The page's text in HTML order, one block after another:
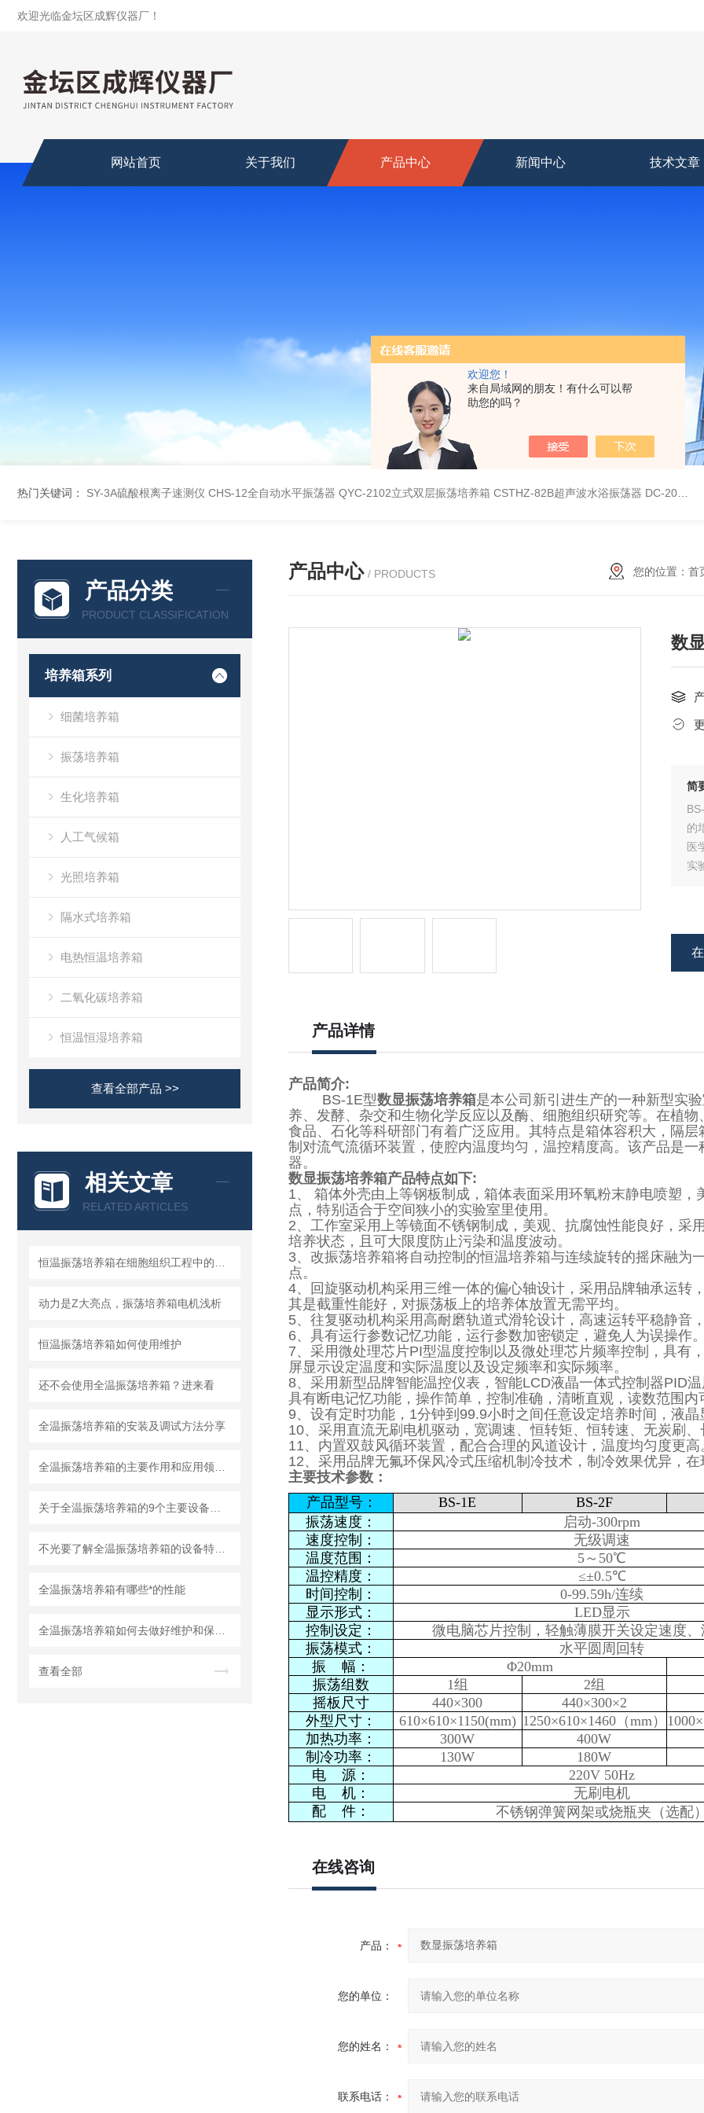
欢迎您！
来自局域网的朋友！有什么可以帮
助您的吗？
欢迎光临金坛区成辉仪器厂！
网站首页 关于我们 产品中心 新闻中心 技术文章
热门关键词： SY-3A硫酸根离子速测仪 CHS-12全自动水平振荡器 QYC-2102立式双层振荡培养箱 CSTHZ-82B超声波水浴振荡器 DC-20L低温恒温水浴
产品分类
PRODUCT CLASSIFICATION
培养箱系列
细菌培养箱
振荡培养箱
生化培养箱
人工气候箱
光照培养箱
隔水式培养箱
电热恒温培养箱
二氧化碳培养箱
恒温恒湿培养箱
查看全部产品 >>
相关文章
RELATED ARTICLES
动力是Z大亮点，振荡培养箱电机浅析
恒温振荡培养箱如何使用维护
还不会使用全温振荡培养箱？进来看
全温振荡培养箱的安装及调试方法分享
全温振荡培养箱有哪些*的性能
查看全部
产品中心 / PRODUCTS 您的位置： 首
数
简
的
医
实
产品详情
产品简介:
BS-1E型数显振荡培养箱是本公司新引进生产的一种新型实
养、发酵、杂交和生物化学反应以及酶、细胞组织研究等。在植
食品、石化等科研部门有着广泛应用。其特点是箱体容积大，隔
制对流气流循环装置，使腔内温度均匀，温控精度高。该产品是
器。
数显振荡培养箱产品特点如下:
1、 箱体外壳由上等钢板制成，箱体表面采用环氧粉末静电喷塑
点，特别适合于空间狭小的实验室里使用。
2、工作室采用上等镜面不锈钢制成，美观、抗腐蚀性能良好，采
培养状态，且可大限度防止污染和温度波动。
3、改振荡培养箱将自动控制的恒温培养箱与连续旋转的摇床融为
点。
4、回旋驱动机构采用三维一体的偏心轴设计，采用品牌轴承运转
其是截重性能好，对振荡板上的培养体放置无需平均。
5、往复驱动机构采用高耐磨轨道式滑轮设计，高速运转平稳静音
6、具有运行参数记忆功能，运行参数加密锁定，避免人为误操作
7、采用微处理芯片PI型温度控制以及微处理芯片频率控制，具有
屏显示设定温度和实际温度以及设定频率和实际频率。
8、采用新型品牌智能温控仪表，智能LCD液晶一体式控制器PID
具有断电记忆功能，操作简单，控制准确，清晰直观，读数范围内
9、设有定时功能，1分钟到99.9小时之间任意设定培养时间，液
10、采用直流无刷电机驱动，宽调速、恒转矩、恒转速、无炭刷
11、内置双鼓风循环装置，配合合理的风道设计，温度均匀度更高
12、采用品牌无氟环保风冷式压缩机制冷技术，制冷效果优异，
主要技术参数：
产品型号：
BS-1E
BS-2F
振荡速度：
启动-300rpm
速度控制：
无级调速
温度范围：
5～50℃
温控精度：
≤±0.5℃
时间控制：
0-99.59h/连续
显示形式：
LED显示
控制设定：
微电脑芯片控制，轻触薄膜开关设定速度
振荡模式：
水平圆周回转
振 幅：
Φ20mm
振荡组数
1组
2组
摇板尺寸
440×300
440×300×2
外型尺寸：
610×610×1150(mm) 1250×610×1460（mm）
加热功率：
300W
400W
制冷功率：
130W
180W
电 源：
220V 50Hz
电 机：
无刷电机
配 件：
不锈钢弹簧网架或烧瓶夹（选配
在线咨询
产品：
您的单位：
您的姓名：
联系电话：